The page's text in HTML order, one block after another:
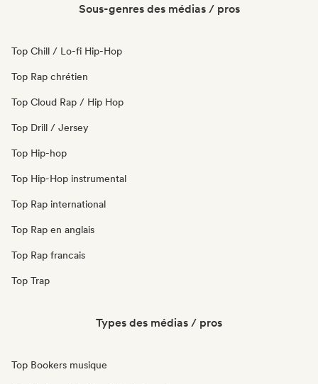
Sous-genres des médias / pros
Top Chill / Lo-fi Hip-Hop
Top Rap chrétien
Top Cloud Rap / Hip Hop
Top Drill / Jersey
Top Hip-hop
Top Hip-Hop instrumental
Top Rap international
Top Rap en anglais
Top Rap francais
Top Trap
Types des médias / pros
Top Bookers musique